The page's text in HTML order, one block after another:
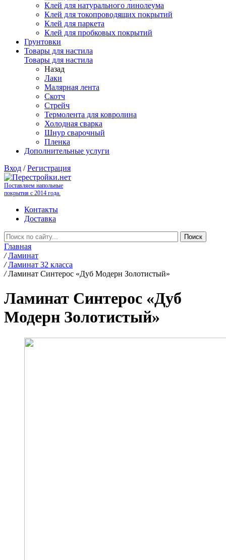
Клей для натурального линолеума
Клей для токопроводящих покрытий
Клей для паркета
Клей для пробковых покрытий
Грунтовки
Товары для настила
Товары для настила
Назад
Лаки
Малярная лента
Скотч
Стрейч
Термолента для ковролина
Холодная сварка
Шнур сварочный
Пленка
Дополнительные услуги
Вход /Регистрация
Поставляем напольные
покрытия с 2014 года.
Контакты
Доставка
Главная
/ Ламинат
/ Ламинат 32 класса
/ Ламинат Синтерос «Дуб Модерн Золотистый»
Ламинат Синтерос «Дуб
Модерн Золотистый»